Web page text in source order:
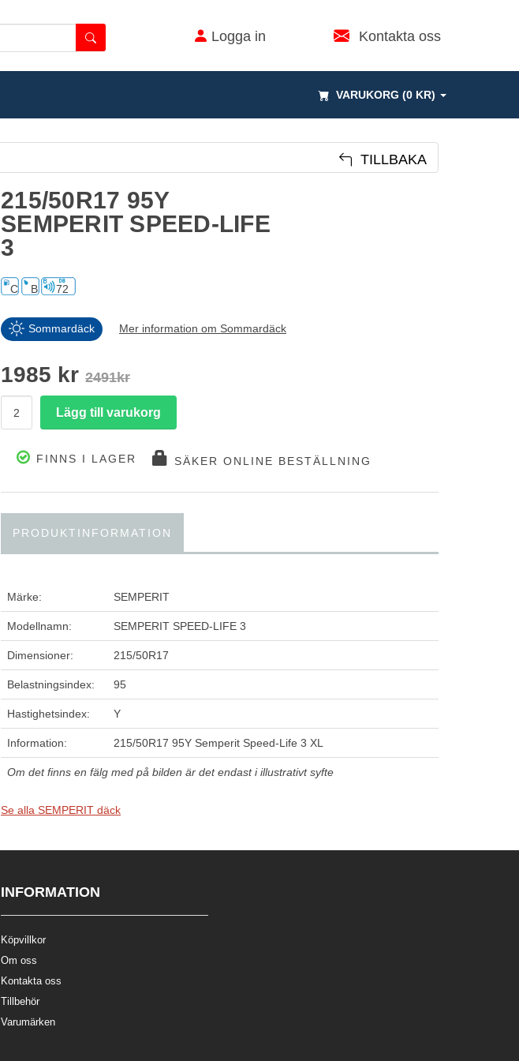
Logga in Kontakta oss
VARUKORG (0 KR)
TILLBAKA
215/50R17 95Y
SEMPERIT SPEED-LIFE
3
C B 72
Sommardäck Mer information om Sommardäck
1985 kr 2491kr
FINNS I LAGER SÄKER ONLINE BESTÄLLNING
PRODUKTINFORMATION
Märke: SEMPERIT
Modellnamn: SEMPERIT SPEED-LIFE 3
Dimensioner: 215/50R17
Belastningsindex: 95
Hastighetsindex: Y
Information: 215/50R17 95Y Semperit Speed-Life 3 XL
Om det finns en fälg med på bilden är det endast i illustrativt syfte
Se alla SEMPERIT däck
INFORMATION
Köpvillkor
Om oss
Kontakta oss
Tillbehör
Varumärken